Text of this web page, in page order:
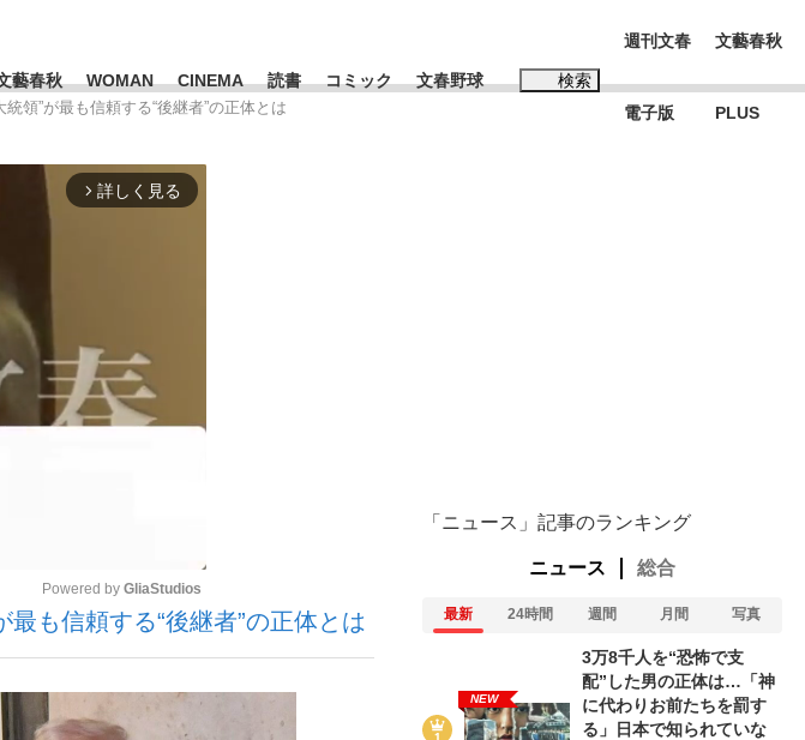
いまさら聞けない資産運用のすべて
藝春秋 WOMAN CINEMA 読書 コミック 文春野球 検索
#森岡毅
週刊文春
電子版
文藝春秋
PLUS
領”が最も信頼する“後継者”の正体とは
arrow_forward_ios 詳しく見る
Mute
Powered by GliaStudios
最も信頼する“後継者”の正体とは
「ニュース」記事のランキング
ニュース 総合
最新 24時間 週間 月間 写真
NEW
3万8千人を“恐怖で支
配”した男の正体は…「神
に代わりお前たちを罰す
る」日本で知られていな